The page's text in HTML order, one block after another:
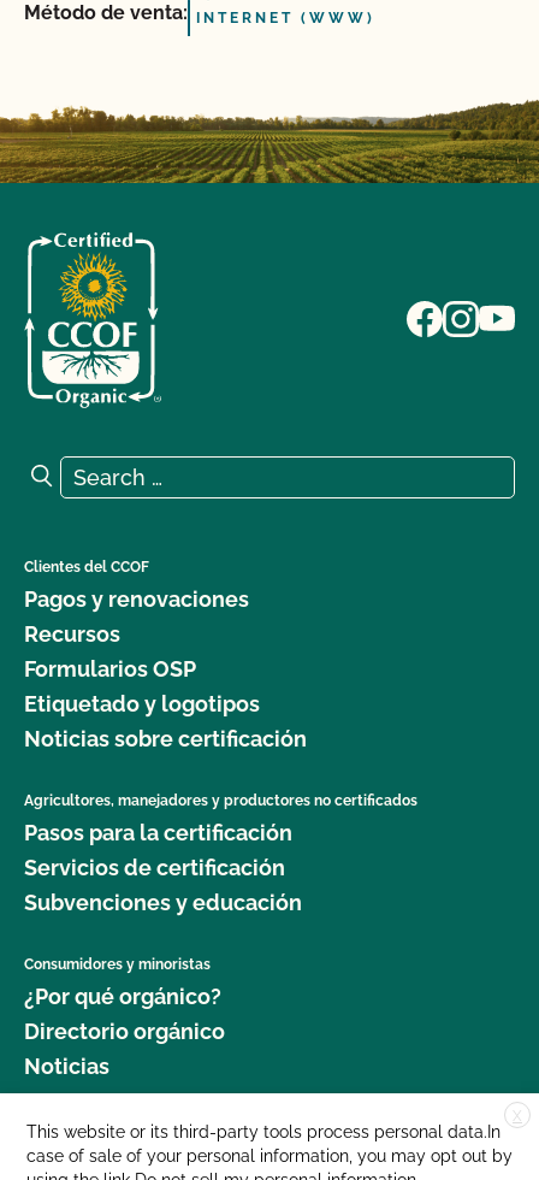
Método de venta: INTERNET (WWW)
Search for:
Search
Clientes del CCOF
Pagos y renovaciones
Recursos
Formularios OSP
Etiquetado y logotipos
Noticias sobre certificación
Agricultores, manejadores y productores no certificados
Pasos para la certificación
Servicios de certificación
Subvenciones y educación
Consumidores y minoristas
¿Por qué orgánico?
Directorio orgánico
Noticias
Donar
Carreras profesionales
X
This website or its third-party tools process personal data.In
case of sale of your personal information, you may opt out by